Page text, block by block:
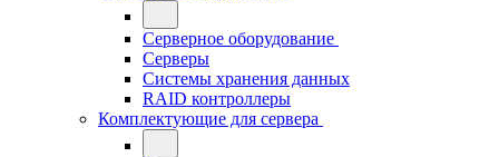
Серверное оборудование
Серверы
Системы хранения данных
RAID контроллеры
Комплектующие для сервера